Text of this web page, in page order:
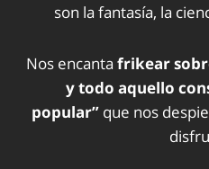
son la fantasía, la
Nos encanta frikear
y todo aquello
popular” que nos